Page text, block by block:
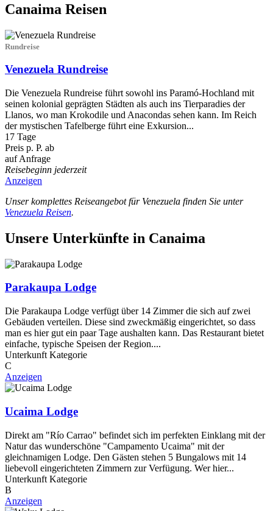
Canaima Reisen
Rundreise
Venezuela Rundreise
Die Venezuela Rundreise führt sowohl ins Paramó-Hochland mit
seinen kolonial geprägten Städten als auch ins Tierparadies der
Llanos, wo man Krokodile und Anacondas sehen kann. Im Reich
der mystischen Tafelberge führt eine Exkursion...
17 Tage
Preis p. P. ab
auf Anfrage
Reisebeginn jederzeit
Anzeigen
Unser komplettes Reiseangebot für Venezuela finden Sie unter
Venezuela Reisen.
Unsere Unterkünfte in Canaima
Parakaupa Lodge
Die Parakaupa Lodge verfügt über 14 Zimmer die sich auf zwei
Gebäuden verteilen. Diese sind zweckmäßig eingerichtet, so dass
man es hier gut ein paar Tage aushalten kann. Das Restaurant bietet
einfache, typische Speisen der Region....
Unterkunft Kategorie
C
Anzeigen
Ucaima Lodge
Direkt am "Río Carrao" befindet sich im perfekten Einklang mit der
Natur das wunderschöne "Campamento Ucaima" mit der
gleichnamigen Lodge. Den Gästen stehen 5 Bungalows mit 14
liebevoll eingerichteten Zimmern zur Verfügung. Wer hier...
Unterkunft Kategorie
B
Anzeigen